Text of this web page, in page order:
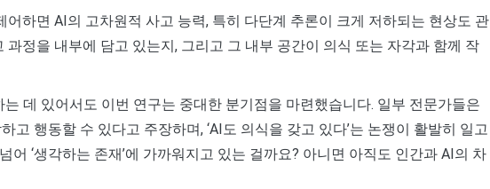
어하면 AI의 고차원적 사고 능력, 특히 다단계 추론이 크게 저하되는 현상도 관
정을 내부에 담고 있는지, 그리고 그 내부 공간이 의식 또는 자각과 함께 작
데 있어서도 이번 연구는 중대한 분기점을 마련했습니다. 일부 전문가들은
고 행동할 수 있다고 주장하며, ‘AI도 의식을 갖고 있다’는 논쟁이 활발히 일고
어 ‘생각하는 존재’에 가까워지고 있는 걸까요? 아니면 아직도 인간과 AI의 차